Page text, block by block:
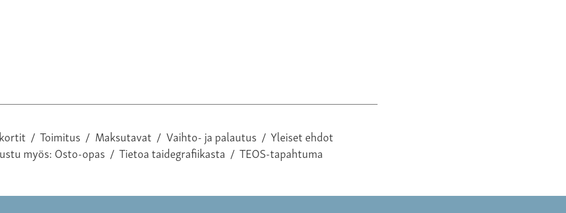
/ Toimitus / Maksutavat / Vaihto- ja palautus / Yleiset ehdot
myös:Osto-opas / Tietoa taidegrafiikasta / TEOS-tapahtuma